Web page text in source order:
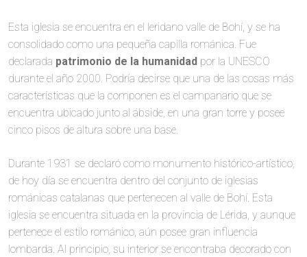
Esta iglesia se encuentra en el leridano valle de Bohí, y se ha
consolidado como una pequeña capilla románica. Fue
declarada patrimonio de la humanidad por la UNESCO
durante el año 2000. Podría decirse que una de las cosas más
características que la componen es el campanario que se
encuentra ubicado junto al ábside, en una gran torre y posee
cinco pisos de altura sobre una base.
Durante 1931 se declaró como monumento histórico-artístico,
de hoy día se encuentra dentro del conjunto de iglesias
románicas catalanas que pertenecen al valle de Bohí. Esta
iglesia se encuentra situada en la provincia de Lérida, y aunque
pertenece el estilo románico, aún posee gran influencia
lombarda. Al principio, su interior se encontraba decorado con